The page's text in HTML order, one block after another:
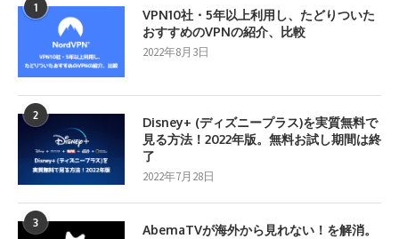
1
VPN10社・5年以上利用し、たどりついた
おすすめのVPNの紹介、比較
2022年8月3日
2
Disney+ (ディズニープラス)を実質無料で
見る方法！2022年版。無料お試し期間は終
了
2022年7月28日
3 AbemaTVが海外から見れない！を解消。